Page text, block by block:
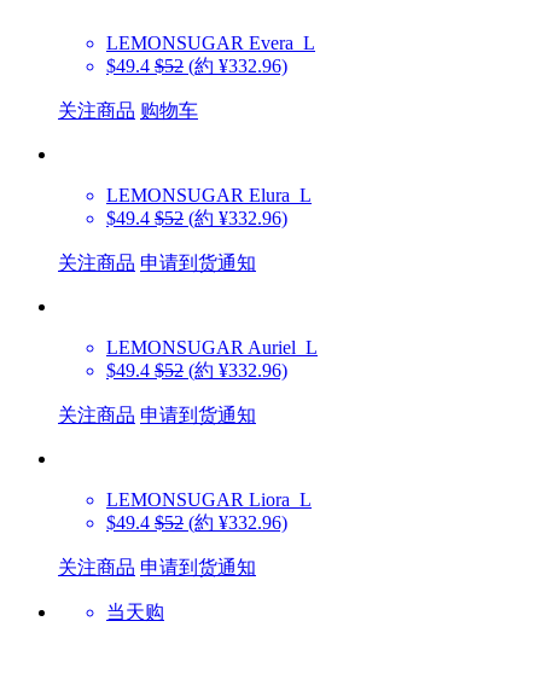
LEMONSUGAR Evera_L
$49.4 $52 (約 ¥332.96)
关注商品 购物车
LEMONSUGAR Elura_L
$49.4 $52 (約 ¥332.96)
关注商品 申请到货通知
LEMONSUGAR Auriel_L
$49.4 $52 (約 ¥332.96)
关注商品 申请到货通知
LEMONSUGAR Liora_L
$49.4 $52 (約 ¥332.96)
关注商品 申请到货通知
当天购